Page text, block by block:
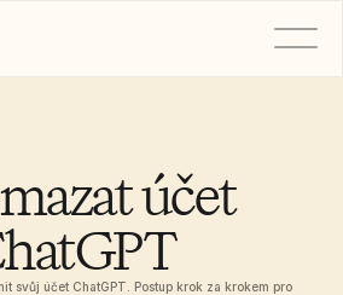
účet
svůj účet ChatGPT. Postup krok za krokem pro